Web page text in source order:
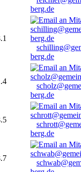
berg.de
berg.de
berg.de
berg.de